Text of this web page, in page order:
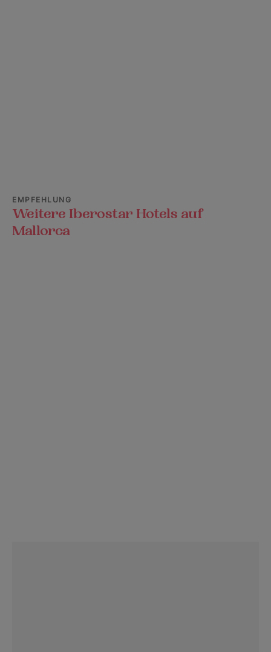
EMPFEHLUNG
Weitere Iberostar Hotels auf
Mallorca